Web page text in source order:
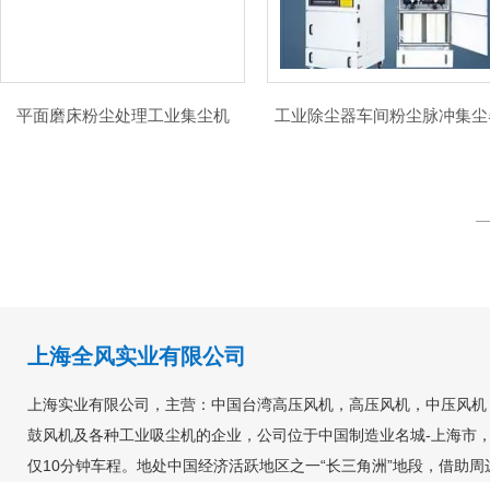
平面磨床粉尘处理工业集尘机 工业除尘器车间粉尘脉冲集
上海全风实业有限公司
上海实业有限公司，主营：中国台湾高压风机，高压风机，中压风
鼓风机及各种工业吸尘机的企业，公司位于中国制造业名城-上海市
仅10分钟车程。地处中国经济活跃地区之一“长三角洲”地段，借助